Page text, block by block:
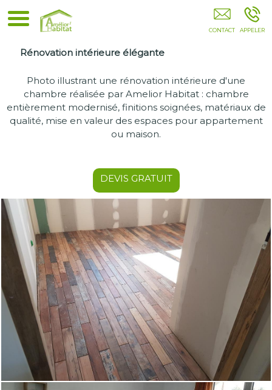
Rénovation intérieure élégante
Photo illustrant une rénovation intérieure d'une
chambre réalisée par Amelior Habitat : chambre
entièrement modernisé, finitions soignées, matériaux de
qualité, mise en valeur des espaces pour appartement
ou maison.
DEVIS GRATUIT